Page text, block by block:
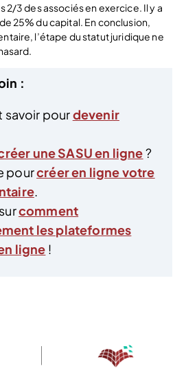
2/3 des associés en exercice. Il y a
25% du capital. En conclusion,
l’étape du statut juridique ne
:
savoir pourdevenir
une SASU en ligne?
pourcréer en ligne votre
.
comment
les plateformes
ligne !